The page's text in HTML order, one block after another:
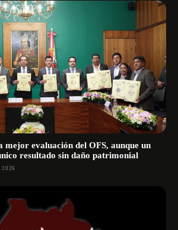
mejor evaluación del OFS, aunque un
resultado sin daño patrimonial
2026